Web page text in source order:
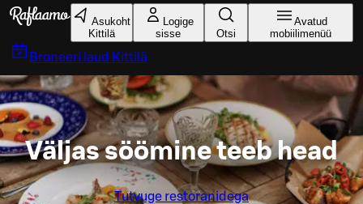
Liigu peamise sisu juurde
Asukoht
Kittilä
Logige
sisse
Otsi
Avatud
mobiilimenüü
Broneeri laud Kittilä
Väljas söömine teeb head
Tutvuge restoranidega